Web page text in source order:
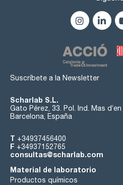
Suscríbete a la Newsletter
Scharlab S.L.
Gato Pérez, 33. Pol. Ind. Mas
Barcelona, España
T +34937456400
F +34937152765
consultas@scharlab.com
Material de laboratorio
Productos químicos